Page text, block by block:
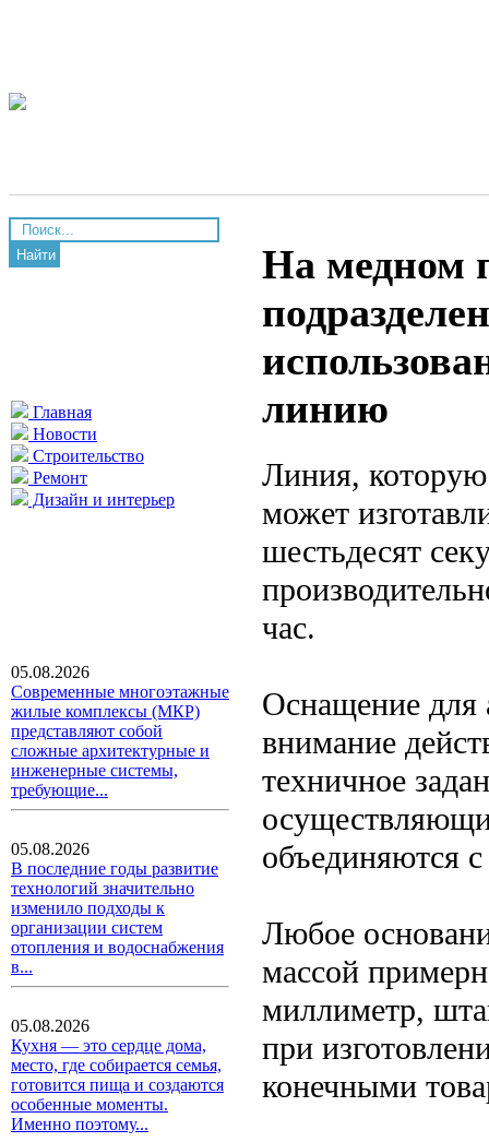
Найти
Главная
Новости
Строительство
Ремонт
Дизайн и интерьер
05.08.2026
Современные многоэтажные
жилые комплексы (МКР)
представляют собой
сложные архитектурные и
инженерные системы,
требующие...
05.08.2026
В последние годы развитие
технологий значительно
изменило подходы к
организации систем
отопления и водоснабжения
в...
05.08.2026
Кухня — это сердце дома,
место, где собирается семья,
готовится пища и создаются
особенные моменты.
Именно поэтому...
На медном
линию
Линия,
может
шестьдесят
час.
Оснащение для
внимание
техничное
объединяются
Любое
массой
миллиметр,
при
конечными